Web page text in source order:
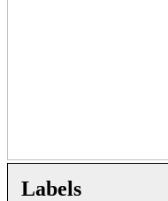
Labels